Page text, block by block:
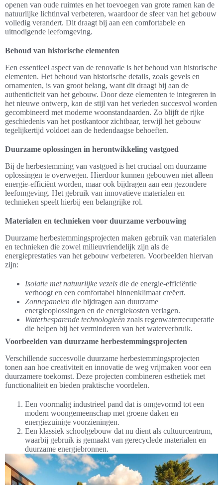
openen van oude ruimtes en het toevoegen van grote ramen kan de
natuurlijke lichtinval verbeteren, waardoor de sfeer van het gebouw
volledig verandert. Dit draagt bij aan een comfortabele en
uitnodigende leefomgeving.
Behoud van historische elementen
Een essentieel aspect van de renovatie is het behoud van historische
elementen. Het behoud van historische details, zoals gevels en
ornamenten, is van groot belang, want dit draagt bij aan de
authenticiteit van het gebouw. Door deze elementen te integreren in
het nieuwe ontwerp, kan de stijl van het verleden succesvol worden
gecombineerd met moderne woonstandaarden. Zo blijft de rijke
geschiedenis van het postkantoor zichtbaar, terwijl het gebouw
tegelijkertijd voldoet aan de hedendaagse behoeften.
Duurzame oplossingen in herontwikkeling vastgoed
Bij de herbestemming van vastgoed is het cruciaal om duurzame
oplossingen te overwegen. Hierdoor kunnen gebouwen niet alleen
energie-efficiënt worden, maar ook bijdragen aan een gezondere
leefomgeving. Het gebruik van innovatieve materialen en
technieken speelt hierbij een belangrijke rol.
Materialen en technieken voor duurzame verbouwing
Duurzame herbestemmingsprojecten maken gebruik van materialen
en technieken die zowel milieuvriendelijk zijn als de
energieprestaties van het gebouw verbeteren. Voorbeelden hiervan
zijn:
Isolatie met natuurlijke vezels die de energie-efficiëntie
verhoogt en een comfortabel binnenklimaat creëert.
Zonnepanelen die bijdragen aan duurzame
energieoplossingen en de energiekosten verlagen.
Waterbesparende technologieën zoals regenwaterrecuperatie
die helpen bij het verminderen van het waterverbruik.
Voorbeelden van duurzame herbestemmingsprojecten
Verschillende succesvolle duurzame herbestemmingsprojecten
tonen aan hoe creativiteit en innovatie de weg vrijmaken voor een
duurzamere toekomst. Deze projecten combineren esthetiek met
functionaliteit en bieden praktische voordelen.
Een voormalig industrieel pand dat is omgevormd tot een
modern woongemeenschap met groene daken en
energiezuinige voorzieningen.
Een klassiek schoolgebouw dat nu dient als cultuurcentrum,
waarbij gebruik is gemaakt van gerecyclede materialen en
duurzame energiebronnen.